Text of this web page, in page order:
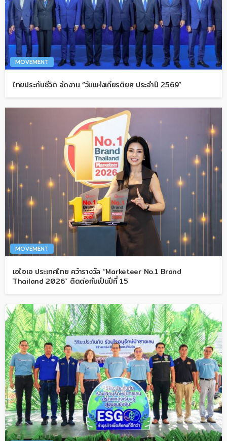
MOVEMENT
ไทยประกันชีวิต จัดงาน “วันแห่งเกียรติยศ ประจำปี 2569”
MOVEMENT
เอไอเอ ประเทศไทย คว้ารางวัล “Marketeer No.1 Brand
Thailand 2026” ติดต่อกันเป็นปีที่ 15